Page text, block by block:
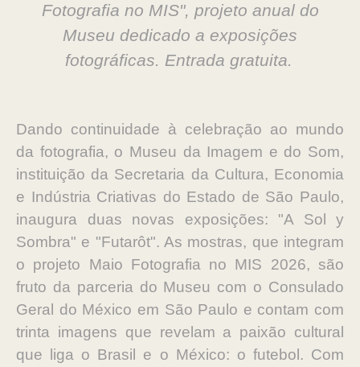
Fotografia no MIS", projeto anual do
Museu dedicado a exposições
fotográficas. Entrada gratuita.
Dando continuidade à celebração ao mundo
da fotografia, o Museu da Imagem e do Som,
instituição da Secretaria da Cultura, Economia
e Indústria Criativas do Estado de São Paulo,
inaugura duas novas exposições: "A Sol y
Sombra" e "Futarôt". As mostras, que integram
o projeto Maio Fotografia no MIS 2026, são
fruto da parceria do Museu com o Consulado
Geral do México em São Paulo e contam com
trinta imagens que revelam a paixão cultural
que liga o Brasil e o México: o futebol. Com